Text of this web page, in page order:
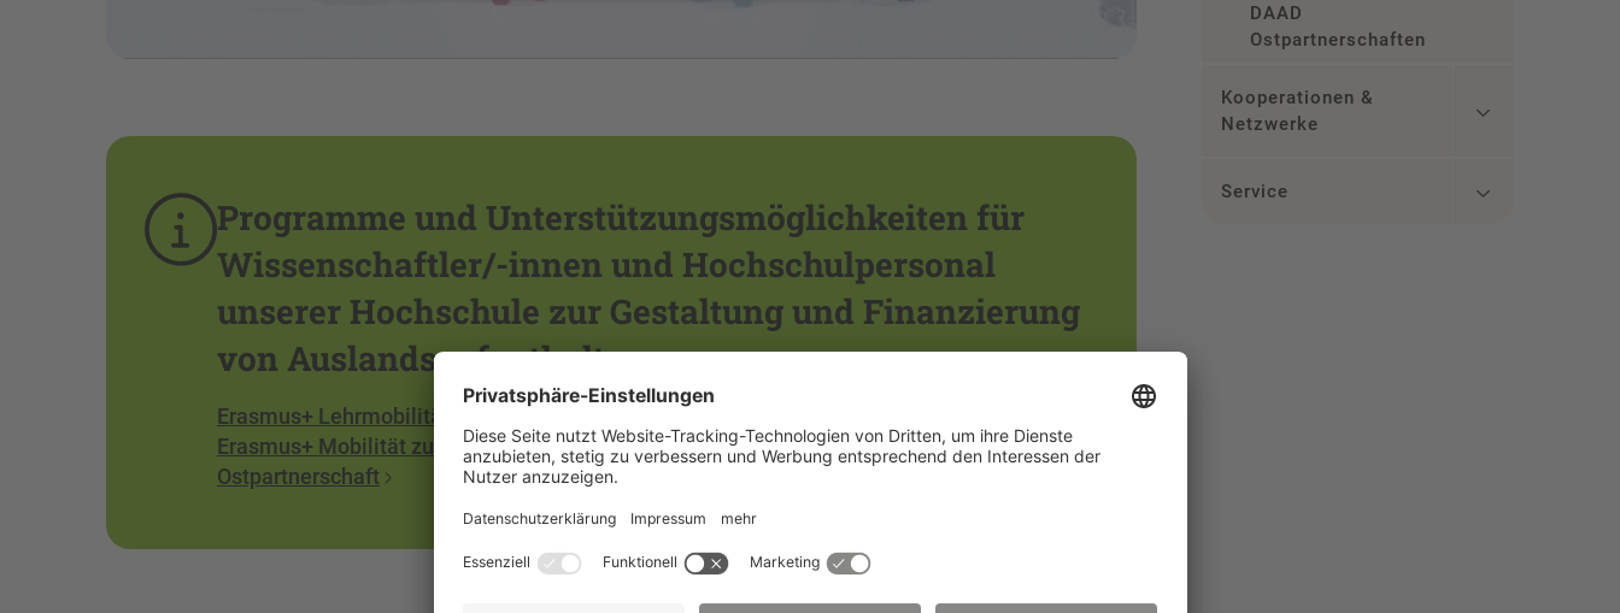
Programme und Unterstützungsmöglichkeiten für
Wissenschaftler/-innen und Hochschulpersonal
unserer Hochschule zur Gestaltung und Finanzierung
von Auslandsaufenthalten:
Erasmus+ Lehrmobilität
Erasmus+ Mobilität zu Fort- und Weiterbildung
Ostpartnerschaft
DAAD
Ostpartnerschaften
Kooperationen &
Netzwerke
Service